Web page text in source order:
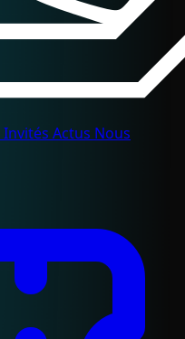
Invités Actus Nous